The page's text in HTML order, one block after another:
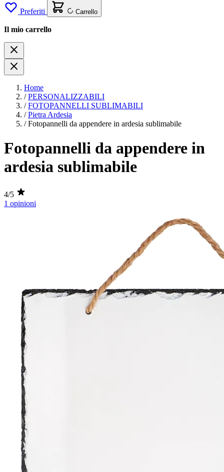
Preferiti Carrello
Il mio carrello
Home
/ PERSONALIZZABILI
/ FOTOPANNELLI SUBLIMABILI
/ Pietra Ardesia
/ Fotopannelli da appendere in ardesia sublimabile
Fotopannelli da appendere in
ardesia sublimabile
4/5
1 opinioni